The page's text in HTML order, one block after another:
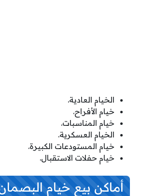
الخيام العادية.
خيام الأفراح.
خيام المناسبات.
الخيام العسكرية.
خيام المستودعات الكبيرة.
خيام حفلات الاستقبال.
أماكن بيع خيام